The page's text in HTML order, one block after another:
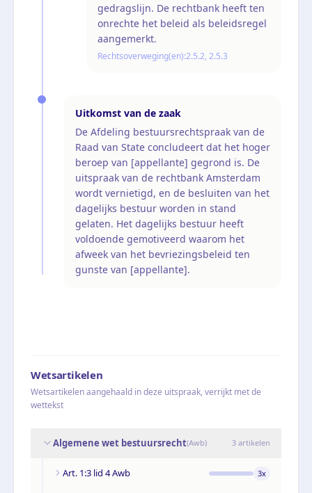
gedragslijn. De rechtbank heeft ten
onrechte het beleid als beleidsregel
aangemerkt.
Rechtsoverweging(en):2.5.2, 2.5.3
Uitkomst van de zaak
De Afdeling bestuursrechtspraak van de
Raad van State concludeert dat het hoger
beroep van [appellante] gegrond is. De
uitspraak van de rechtbank Amsterdam
wordt vernietigd, en de besluiten van het
dagelijks bestuur worden in stand
gelaten. Het dagelijks bestuur heeft
voldoende gemotiveerd waarom het
afweek van het bevriezingsbeleid ten
gunste van [appellante].
Wetsartikelen
Wetsartikelen aangehaald in deze uitspraak, verrijkt met de
wettekst
Algemene wet bestuursrecht(Awb) 3 artikelen
Art. 1:3 lid 4 Awb 3x